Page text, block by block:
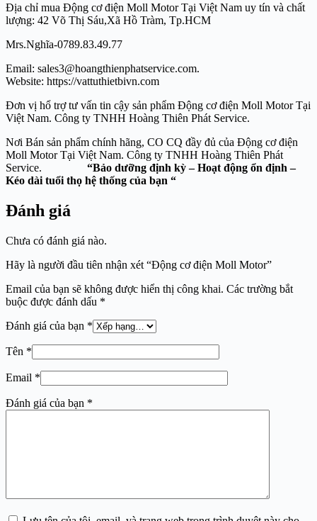
Địa chỉ mua Động cơ điện Moll Motor Tại Việt Nam uy tín và chất
lượng: 42 Võ Thị Sáu,Xã Hồ Tràm, Tp.HCM
Mrs.Nghĩa-0789.83.49.77
Email: sales3@hoangthienphatservice.com.
Website: https://vattuthietbivn.com
Đơn vị hổ trợ tư vấn tin cậy sản phẩm Động cơ điện Moll Motor Tại
Việt Nam. Công ty TNHH Hoàng Thiên Phát Service.
Nơi Bán sản phẩm chính hãng, CO CQ đầy đủ của Động cơ điện
Moll MotorTại Việt Nam. Công ty TNHH Hoàng Thiên Phát
Service.
“Bảo dưỡng định kỳ – Hoạt động ổn định –
Kéo dài tuổi thọ hệ thống của bạn “
Đánh giá
Chưa có đánh giá nào.
Hãy là người đầu tiên nhận xét “Động cơ điện Moll Motor”
Email của bạn sẽ không được hiển thị công khai. Các trường bắt
buộc được đánh dấu *
Đánh giá của bạn *
Tên *
Email *
Đánh giá của bạn *